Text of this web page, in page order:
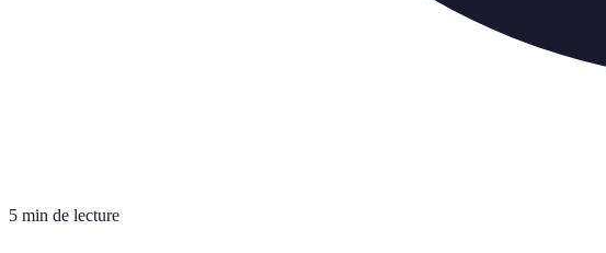
5 min de lecture